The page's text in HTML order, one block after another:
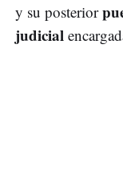
y su posterior
judicial